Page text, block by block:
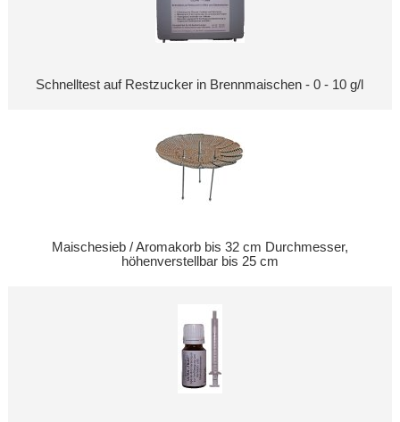
Schnelltest auf Restzucker in Brennmaischen - 0 - 10 g/l
Maischesieb / Aromakorb bis 32 cm Durchmesser,
höhenverstellbar bis 25 cm